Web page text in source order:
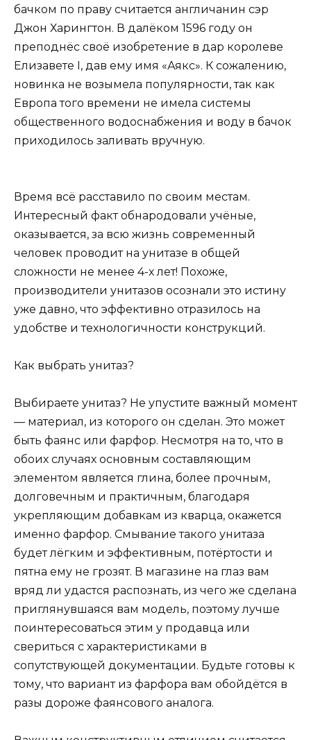
бачком по праву считается англичанин сэр
Джон Харингтон. В далёком 1596 году он
преподнёс своё изобретение в дар королеве
Елизавете I, дав ему имя «Аякс». К сожалению,
новинка не возымела популярности, так как
Европа того времени не имела системы
общественного водоснабжения и воду в бачок
приходилось заливать вручную.
Время всё расставило по своим местам.
Интересный факт обнародовали учёные,
оказывается, за всю жизнь современный
человек проводит на унитазе в общей
сложности не менее 4-х лет! Похоже,
производители унитазов осознали это истину
уже давно, что эффективно отразилось на
удобстве и технологичности конструкций.
Как выбрать унитаз?
Выбираете унитаз? Не упустите важный момент
— материал, из которого он сделан. Это может
быть фаянс или фарфор. Несмотря на то, что в
обоих случаях основным составляющим
элементом является глина, более прочным,
долговечным и практичным, благодаря
укрепляющим добавкам из кварца, окажется
именно фарфор. Смывание такого унитаза
будет лёгким и эффективным, потёртости и
пятна ему не грозят. В магазине на глаз вам
вряд ли удастся распознать, из чего же сделана
приглянувшаяся вам модель, поэтому лучше
поинтересоваться этим у продавца или
свериться с характеристиками в
сопутствующей документации. Будьте готовы к
тому, что вариант из фарфора вам обойдётся в
разы дороже фаянсового аналога.